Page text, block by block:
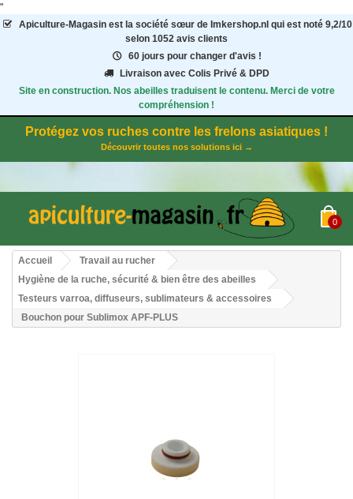
"
Apiculture-Magasinest la société sœur de Imkershop.nl qui est noté 9,2/10
selon 1052 avis clients
60 jours pour changer d'avis !
Livraison avec Colis Privé & DPD
Site en construction. Nos abeilles traduisent le contenu. Merci de votre
compréhension !
Protégez vos ruches contre les frelons asiatiques !
Découvrir toutes nos solutions ici →
0
Accueil
Travail au rucher
Hygiène de la ruche, sécurité & bien être des abeilles
Testeurs varroa, diffuseurs, sublimateurs & accessoires
Bouchon pour Sublimox APF-PLUS